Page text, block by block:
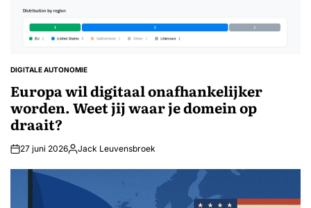
GEPLAATST
DIGITALE AUTONOMIE
Europa wil digitaal onafhankelijker
worden. Weet jij waar je domein op
draait?
27 juni 2026Geplaatst
Jack Leuvensbroek